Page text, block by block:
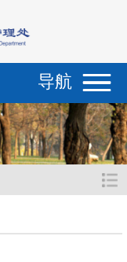
导航